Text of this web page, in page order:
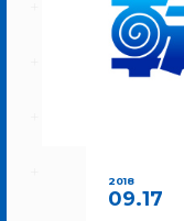
2018
09.17